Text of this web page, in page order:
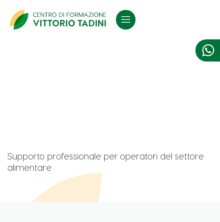

Supporto professionale per operatori del settore
alimentare